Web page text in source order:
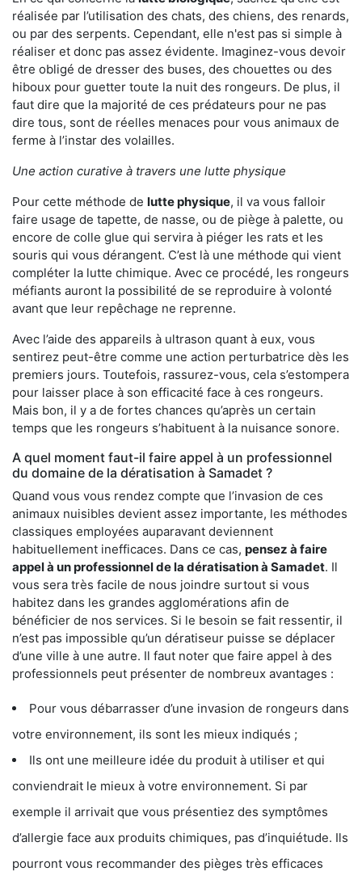
réalisée par l’utilisation des chats, des chiens, des renards,
ou par des serpents. Cependant, elle n'est pas si simple à
réaliser et donc pas assez évidente. Imaginez-vous devoir
être obligé de dresser des buses, des chouettes ou des
hiboux pour guetter toute la nuit des rongeurs. De plus, il
faut dire que la majorité de ces prédateurs pour ne pas
dire tous, sont de réelles menaces pour vous animaux de
ferme à l’instar des volailles.
Une action curative à travers une lutte physique
Pour cette méthode de lutte physique, il va vous falloir
faire usage de tapette, de nasse, ou de piège à palette, ou
encore de colle glue qui servira à piéger les rats et les
souris qui vous dérangent. C’est là une méthode qui vient
compléter la lutte chimique. Avec ce procédé, les rongeurs
méfiants auront la possibilité de se reproduire à volonté
avant que leur repêchage ne reprenne.
Avec l’aide des appareils à ultrason quant à eux, vous
sentirez peut-être comme une action perturbatrice dès les
premiers jours. Toutefois, rassurez-vous, cela s’estompera
pour laisser place à son efficacité face à ces rongeurs.
Mais bon, il y a de fortes chances qu’après un certain
temps que les rongeurs s’habituent à la nuisance sonore.
A quel moment faut-il faire appel à un professionnel
du domaine de la dératisation à Samadet ?
Quand vous vous rendez compte que l’invasion de ces
animaux nuisibles devient assez importante, les méthodes
classiques employées auparavant deviennent
habituellement inefficaces. Dans ce cas, pensez à faire
appel à un professionnel de la dératisation à Samadet. Il
vous sera très facile de nous joindre surtout si vous
habitez dans les grandes agglomérations afin de
bénéficier de nos services. Si le besoin se fait ressentir, il
n’est pas impossible qu’un dératiseur puisse se déplacer
d’une ville à une autre. Il faut noter que faire appel à des
professionnels peut présenter de nombreux avantages :
Pour vous débarrasser d’une invasion de rongeurs dans
votre environnement, ils sont les mieux indiqués ;
Ils ont une meilleure idée du produit à utiliser et qui
conviendrait le mieux à votre environnement. Si par
exemple il arrivait que vous présentiez des symptômes
d’allergie face aux produits chimiques, pas d’inquiétude. Ils
pourront vous recommander des pièges très efficaces